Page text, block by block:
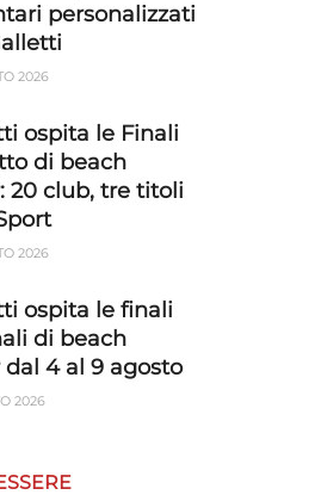
personalizzati
2026
ospita le Finali
di beach
20 club, tre titoli
2026
ospita le finali
di beach
dal 4 al 9 agosto
2026